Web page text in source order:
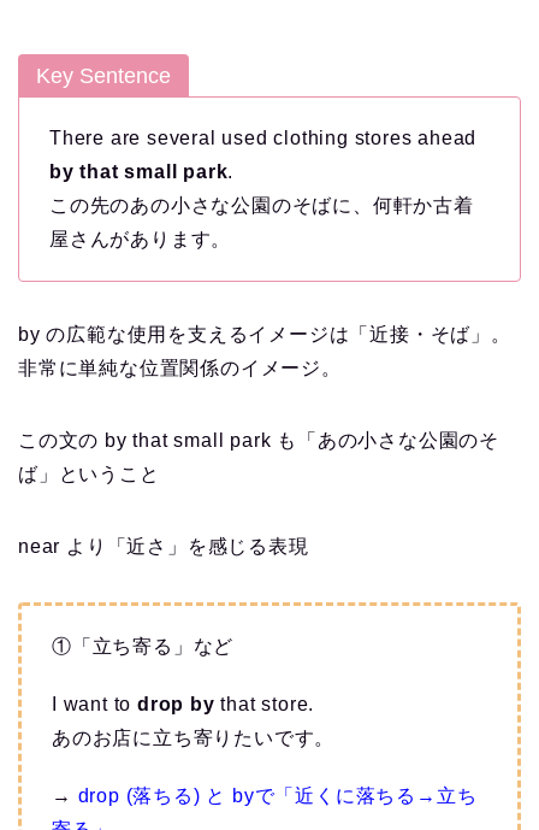
Key Sentence
There are several used clothing stores ahead
by that small park.
この先のあの小さな公園のそばに、何軒か古着
屋さんがあります。
by の広範な使用を支えるイメージは「近接・そば」。
非常に単純な位置関係のイメージ。
この文の by that small park も「あの小さな公園のそ
ば」ということ
near より「近さ」を感じる表現
①「立ち寄る」など
I want to drop by that store.
あのお店に立ち寄りたいです。
→ drop (落ちる) と byで「近くに落ちる→立ち